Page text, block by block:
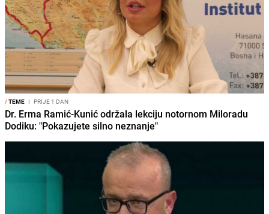
/TEME I PRIJE 1 DAN
Dr. Erma Ramić-Kunić održala lekciju notornom Miloradu
Dodiku: "Pokazujete silno neznanje"